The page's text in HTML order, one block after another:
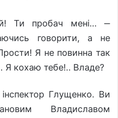
Ти пробач мені… ‒
говорити, а не
Я не повинна так
кохаю тебе!.. Владе?
Глущенко. Ви
Владиславом